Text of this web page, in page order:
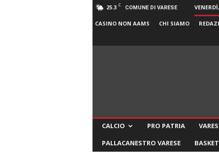
25.3 C COMUNE DI VARESE
CASINO NON AAMS CHI SIAMO
CALCIO PRO PATRIA
PALLACANESTRO VARESE
BASKET